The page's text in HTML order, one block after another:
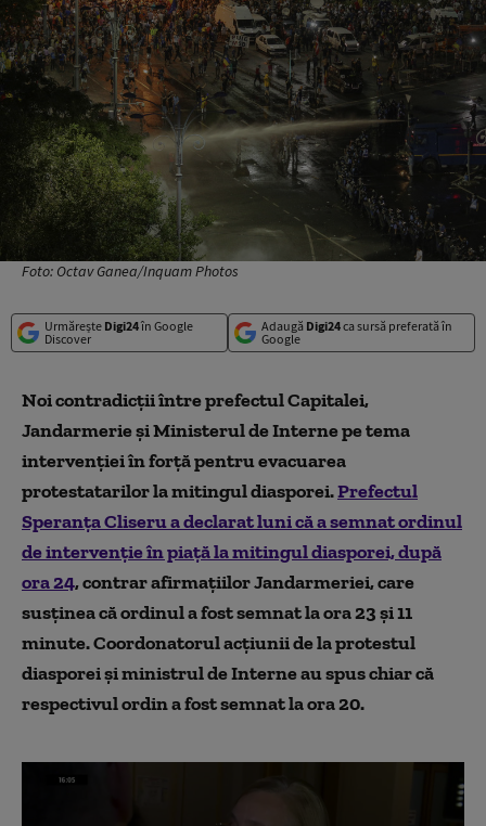
Foto: Octav Ganea/Inquam Photos
Urmărește Digi24în Google
Discover
Adaugă Digi24ca sursă preferată în
Google
Noi contradicţii între prefectul Capitalei,
Jandarmerie şi Ministerul de Interne pe tema
intervenţiei în forţă pentru evacuarea
protestatarilor la mitingul diasporei.Prefectul
Speranţa Cliseru a declarat luni că a semnat ordinul
de intervenţie în piaţă la mitingul diasporei, după
ora 24, contrar afirmaţiilor Jandarmeriei, care
susţinea că ordinul a fost semnat la ora 23 şi 11
minute. Coordonatorul acţiunii de la protestul
diasporei şi ministrul de Interne au spus chiar că
respectivul ordin a fost semnat la ora 20.